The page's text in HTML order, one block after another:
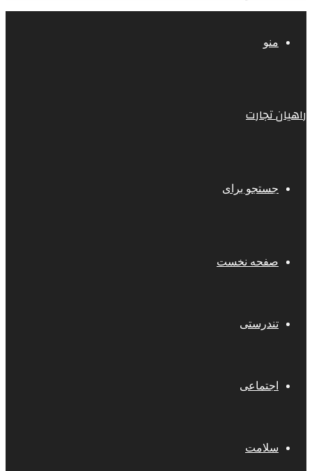
منو
راهیان تجارت
جستجو برای
صفحه نخست
تندرستی
اجتماعی
سلامت